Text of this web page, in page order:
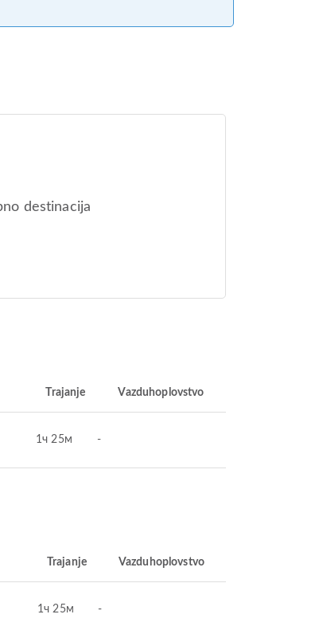
destinacija
Trajanje Vazduhoplovstvo
1ч 25м -
Trajanje Vazduhoplovstvo
1ч 25м -